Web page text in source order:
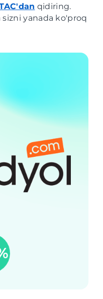
qidiring.
yanada ko'proq